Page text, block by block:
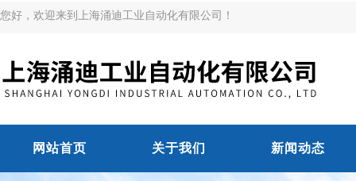
您好，欢迎来到上海涌迪工业自动化有限公司！
网站首页 关于我们 新闻动态